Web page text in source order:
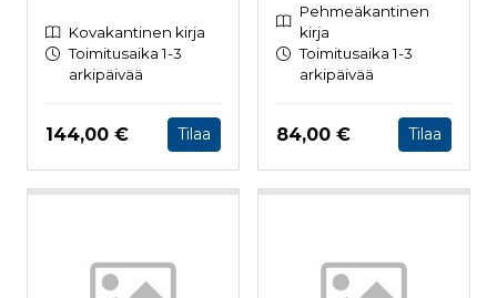
Kovakantinen kirja
Toimitusaika 1-3
arkipäivää
Hinta nyt
144,00 € Tilaa
Pehmeäkantinen
kirja
Toimitusaika 1-3
arkipäivää
Hinta nyt
84,00 € Tilaa